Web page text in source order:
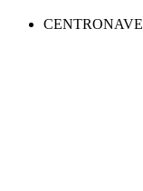
CENTRONAVE